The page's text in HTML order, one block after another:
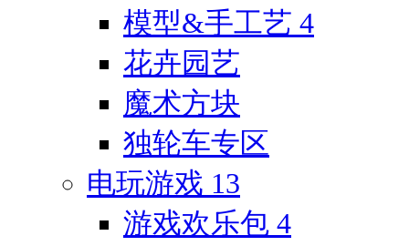
模型&手工艺 4
花卉园艺
魔术方块
独轮车专区
电玩游戏 13
游戏欢乐包 4